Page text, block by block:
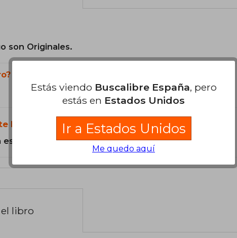
son Originales.
libro?
Tapa Dura.
libro
Estás viendo Buscalibre España, pero
estás en Estados Unidos
Ir a Estados Unidos
Me quedo aquí